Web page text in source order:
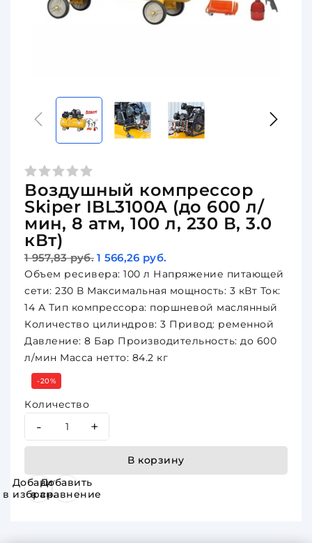
Воздушный компрессор
Skiper IBL3100A (до 600 л/
мин, 8 атм, 100 л, 230 В, 3.0
кВт)
1 957,83 руб. 1 566,26 руб.
Объем ресивера: 100 л Напряжение питающей
сети: 230 В Максимальная мощность: 3 кВт Ток:
14 А Тип компрессора: поршневой маслянный
Количество цилиндров: 3 Привод: ременной
Давление: 8 Бар Производительность: до 600
л/мин Масса нетто: 84.2 кг
-20%
Количество
- +
В корзину
Добавить
в избранное
Добавить
в сравнение